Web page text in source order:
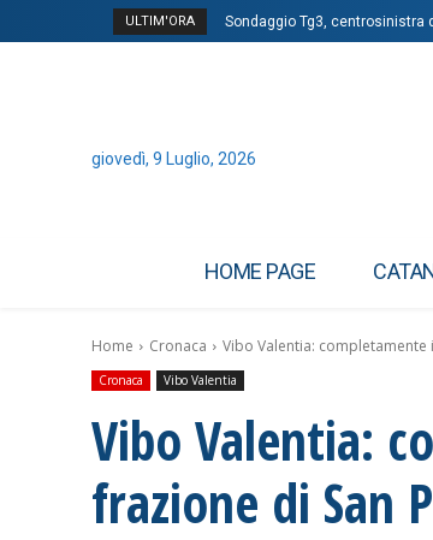
ULTIM'ORA Sondaggio Tg3, centrosinistra
giovedì, 9 Luglio, 2026
HOME PAGE
Home Cronaca Vibo Valentia:
Cronaca Vibo Valentia
Vibo Valentia:
frazione di San